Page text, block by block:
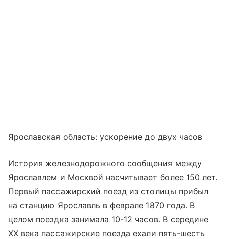
Ярославская область: ускорение до двух часов
История железнодорожного сообщения между
Ярославлем и Москвой насчитывает более 150 лет.
Первый пассажирский поезд из столицы прибыл
на станцию Ярославль в феврале 1870 года. В
целом поездка занимала 10-12 часов. В середине
XX века пассажирские поезда ехали пять-шесть